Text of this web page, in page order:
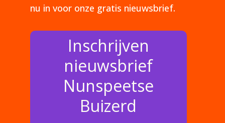
nu in voor onze gratis nieuwsbrief.
Inschrijven
nieuwsbrief
Nunspeetse
Buizerd